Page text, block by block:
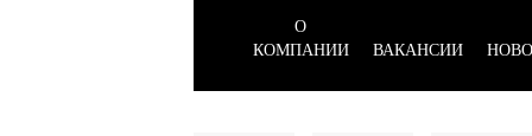
О
КОМПАНИИ
ВАКАНСИИ